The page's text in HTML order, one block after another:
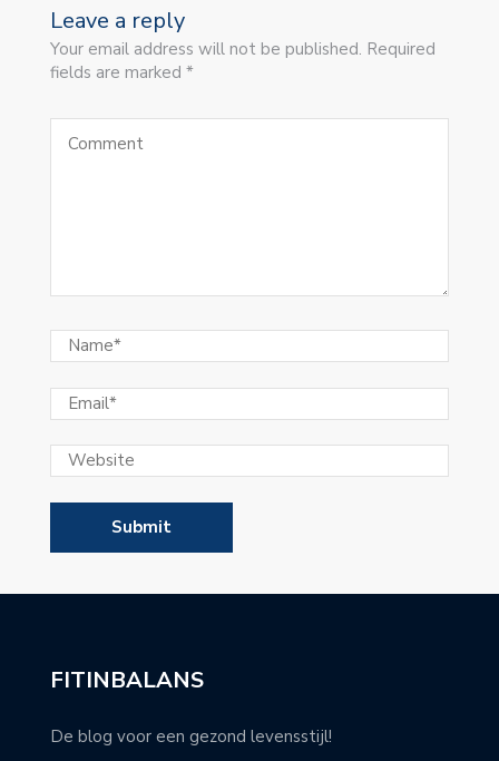
Leave a reply
Your email address will not be published. Required
fields are marked *
FITINBALANS
De blog voor een gezond levensstijl!